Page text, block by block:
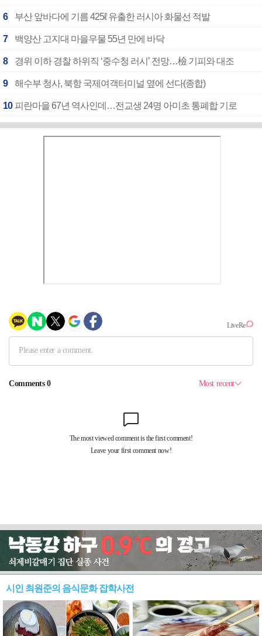
6 부산 앞바다에 기름 425ℓ 유출한 러시아 화물선 적발
7 백양산 고지대 마을우물 55년 만에 바닥
8 경위 이하 경찰 하위직 ‘중수청 러시’ 전망…檢 기피와 대조
9 해수부 청사, 북항 국제여객터미널 옆에 선다(종합)
10 피란마을 67년 역사인데…전교생 24명 아미초 통폐합 기로
시인 최원준의 음식문화 잡학사전